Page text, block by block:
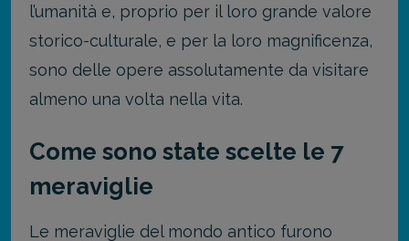
l’umanità e, proprio per il loro grande valore
storico-culturale, e per la loro magnificenza,
sono delle opere assolutamente da visitare
almeno una volta nella vita.
Come sono state scelte le 7
meraviglie
Le meraviglie del mondo antico furono